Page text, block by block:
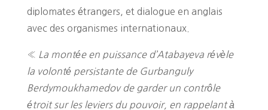
diplomates étrangers, et dialogue en anglais
avec des organismes internationaux.
« La montée en puissance d’Atabayeva révèle
la volonté persistante de Gurbanguly
Berdymoukhamedov de garder un contrôle
étroit sur les leviers du pouvoir, en rappelant à